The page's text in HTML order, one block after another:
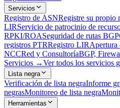
Servicios
Registro de ASNRegistre su propio
LIRServicio de patrocinio de
RPKI/ROASeguridad de rutas BGP
registros PTRRegistro LIRApertura
NCCRed y ConsultoríaBGP,
Servicios →Ver todos los servicios
Lista negra
Verificación de lista negraInforme
negrasMonitoreo de lista negra
Herramientas